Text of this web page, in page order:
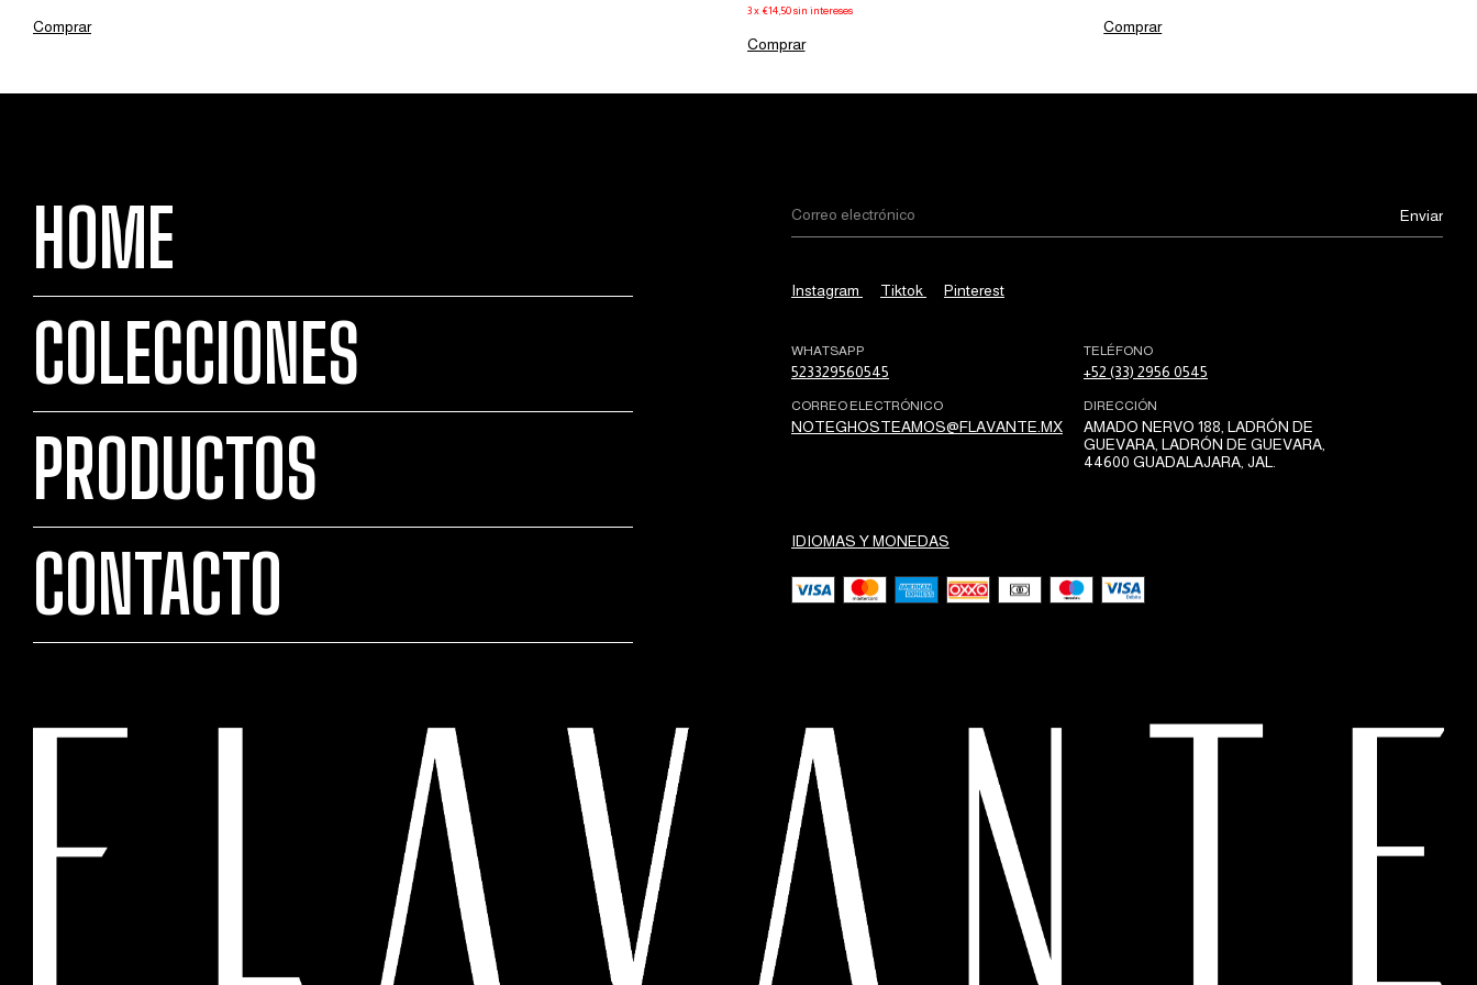
Comprar
3 x €14,50 sin intereses
Comprar
Comprar
HOME
COLECCIONES
PRODUCTOS
CONTACTO
Instagram Tiktok Pinterest
WHATSAPP
523329560545
TELÉFONO
+52 (33) 2956 0545
CORREO ELECTRÓNICO
NOTEGHOSTEAMOS@FLAVANTE.MX
DIRECCIÓN
AMADO NERVO 188, LADRÓN DE
GUEVARA, LADRÓN DE GUEVARA,
44600 GUADALAJARA, JAL.
IDIOMAS Y MONEDAS